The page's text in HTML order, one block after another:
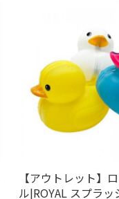
【アウトレット】
ル|ROYAL スプラ